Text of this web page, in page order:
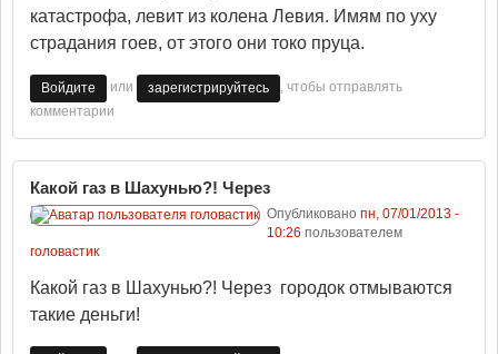
катастрофа, левит из колена Левия. Имям по уху
страдания гоев, от этого они токо пруца.
Войдите или зарегистрируйтесь
, чтобы отправлять
комментарии
Какой газ в Шахунью?! Через
Опубликовано пн, 07/01/2013 -
10:26 пользователем
головастик
Какой газ в Шахунью?! Через городок отмываются
такие деньги!